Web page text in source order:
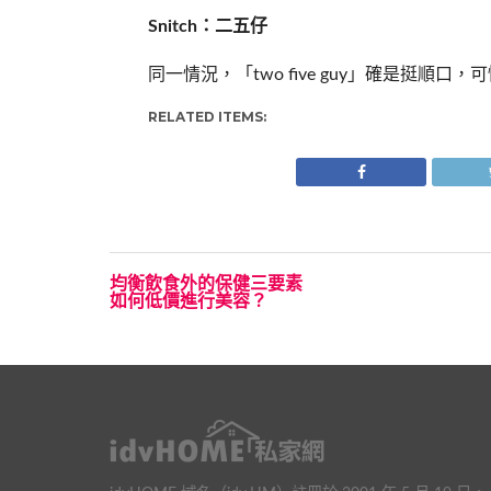
Snitch：二五仔
同一情況，「two five guy」確是挺順口，可
RELATED ITEMS:
均衡飲食外的保健三要素
如何低價進行美容？